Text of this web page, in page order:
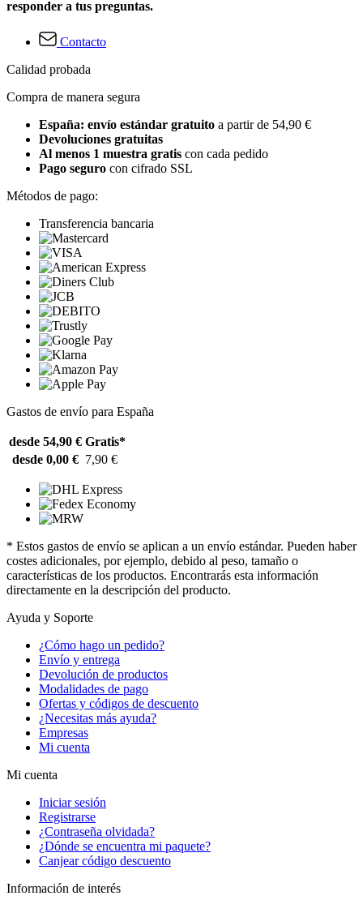
responder a tus preguntas.
Contacto
Calidad probada
Compra de manera segura
España: envío estándar gratuito a partir de 54,90 €
Devoluciones gratuitas
Al menos 1 muestra gratis con cada pedido
Pago seguro con cifrado SSL
Métodos de pago:
Transferencia bancaria
Gastos de envío para España
desde 54,90 € Gratis*
desde 0,00 € 7,90 €
* Estos gastos de envío se aplican a un envío estándar. Pueden haber
costes adicionales, por ejemplo, debido al peso, tamaño o
características de los productos. Encontrarás esta información
directamente en la descripción del producto.
Ayuda y Soporte
¿Cómo hago un pedido?
Envío y entrega
Devolución de productos
Modalidades de pago
Ofertas y códigos de descuento
¿Necesitas más ayuda?
Empresas
Mi cuenta
Mi cuenta
Iniciar sesión
Registrarse
¿Contraseña olvidada?
¿Dónde se encuentra mi paquete?
Canjear código descuento
Información de interés